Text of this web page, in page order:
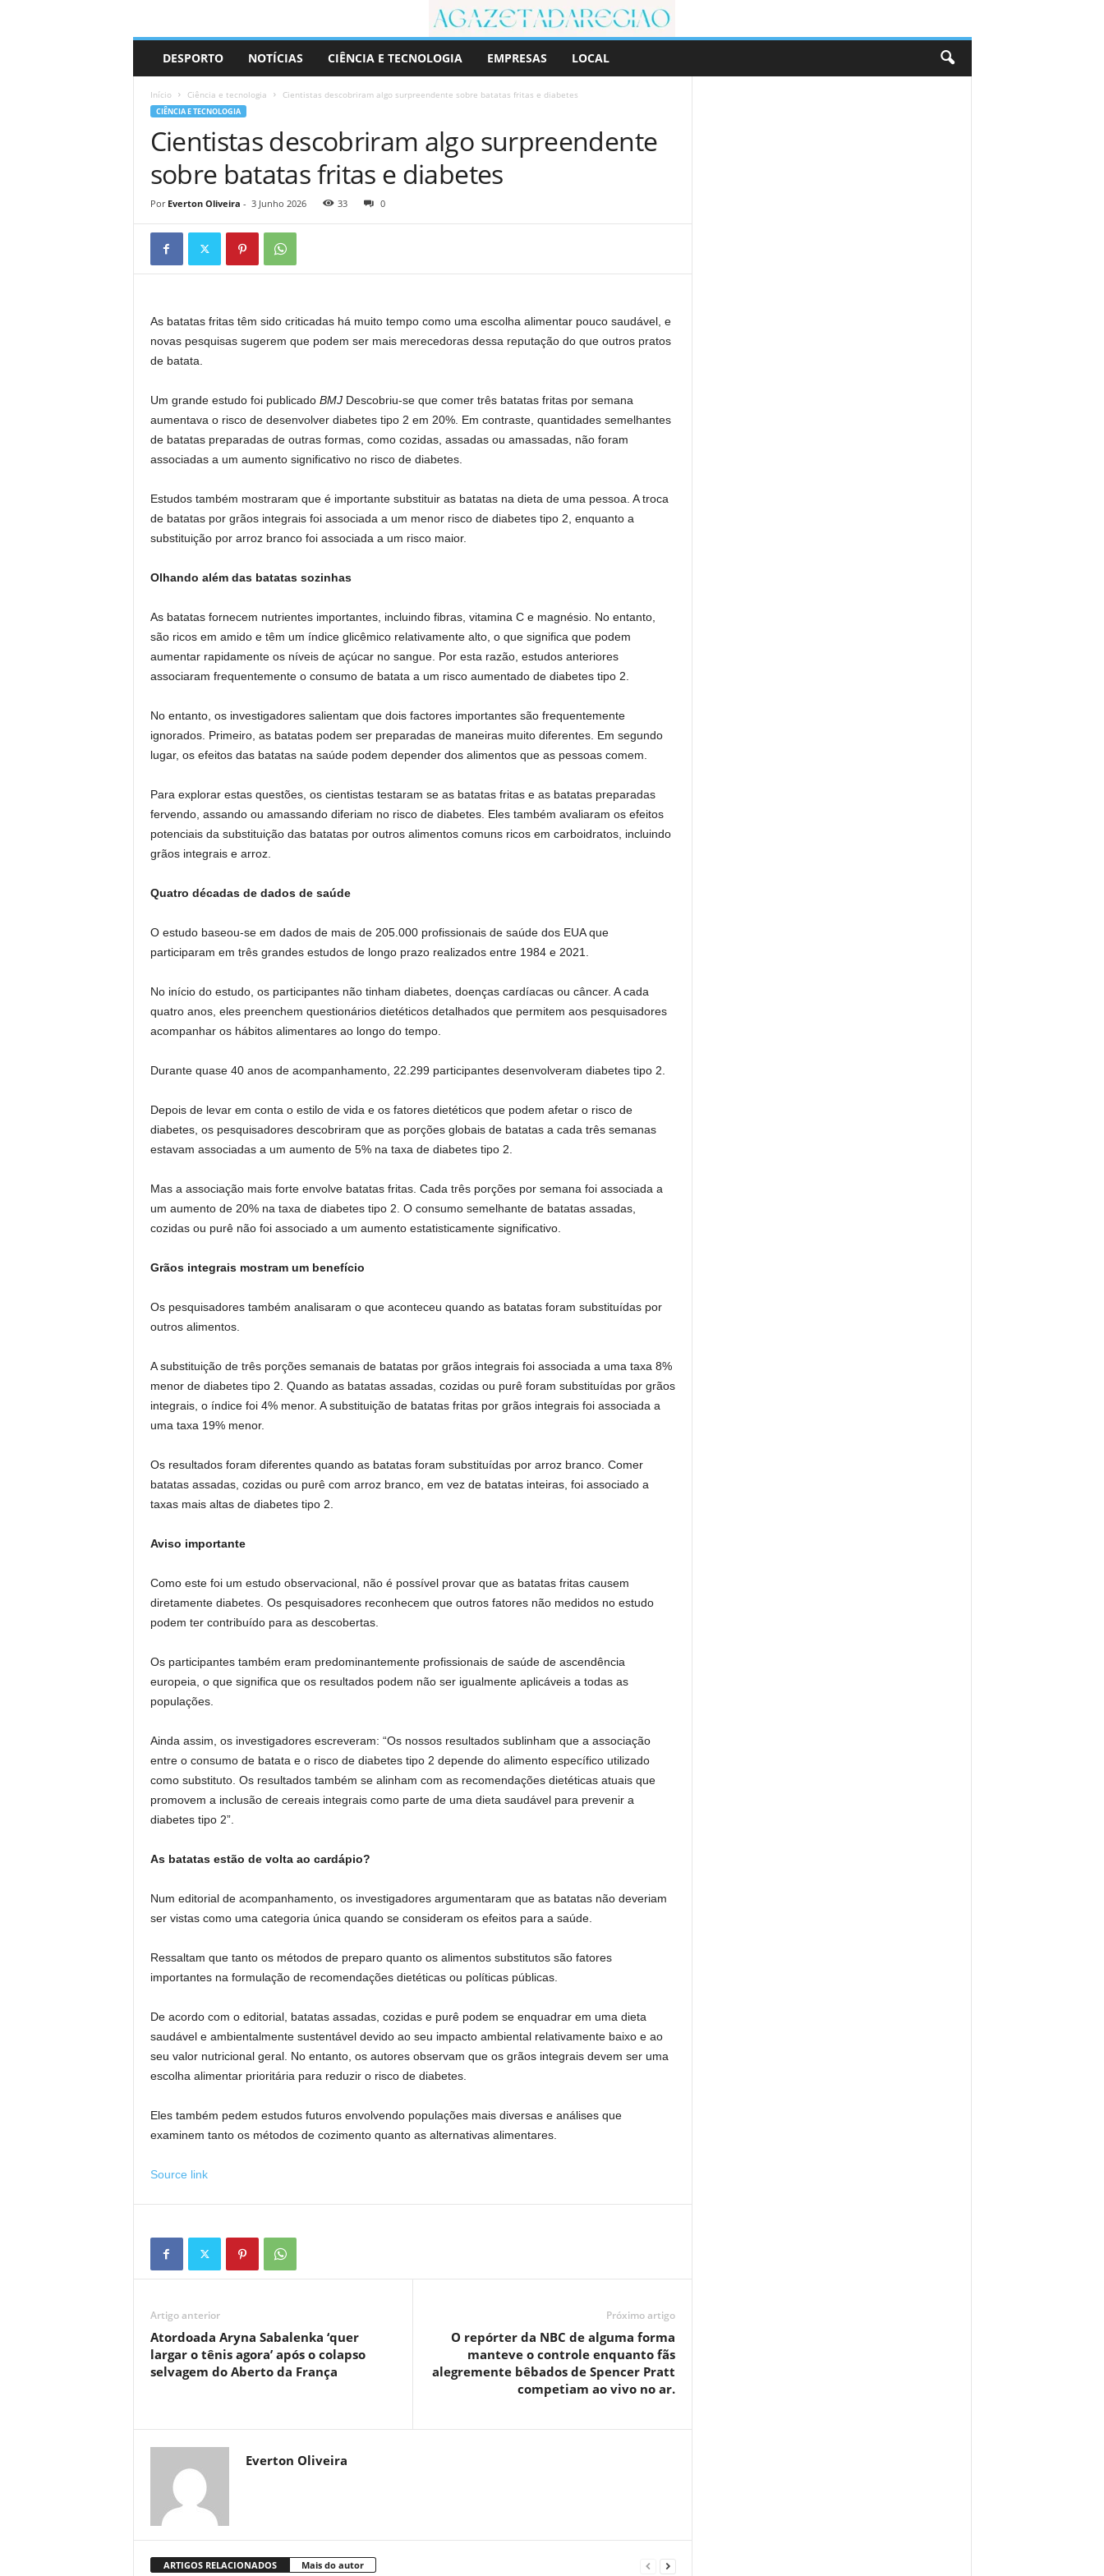
r
DESPORTO NOTÍCIAS CIÊNCIA E TECNOLOGIA EMPRESAS LOCAL
Início Ciência e tecnologia Cientistas descobriram algo surpreendente sobre batatas fritas e diabetes
CIÊNCIA E TECNOLOGIA
Cientistas descobriram algo surpreendente
sobre batatas fritas e diabetes
Por Everton Oliveira - 3 Junho 2026 33 0
As batatas fritas têm sido criticadas há muito tempo como uma escolha alimentar pouco saudável, e
novas pesquisas sugerem que podem ser mais merecedoras dessa reputação do que outros pratos
de batata.
Um grande estudo foi publicado BMJDescobriu-se que comer três batatas fritas por semana
aumentava o risco de desenvolver diabetes tipo 2 em 20%. Em contraste, quantidades semelhantes
de batatas preparadas de outras formas, como cozidas, assadas ou amassadas, não foram
associadas a um aumento significativo no risco de diabetes.
Estudos também mostraram que é importante substituir as batatas na dieta de uma pessoa. A troca
de batatas por grãos integrais foi associada a um menor risco de diabetes tipo 2, enquanto a
substituição por arroz branco foi associada a um risco maior.
Olhando além das batatas sozinhas
As batatas fornecem nutrientes importantes, incluindo fibras, vitamina C e magnésio. No entanto,
são ricos em amido e têm um índice glicêmico relativamente alto, o que significa que podem
aumentar rapidamente os níveis de açúcar no sangue. Por esta razão, estudos anteriores
associaram frequentemente o consumo de batata a um risco aumentado de diabetes tipo 2.
No entanto, os investigadores salientam que dois factores importantes são frequentemente
ignorados. Primeiro, as batatas podem ser preparadas de maneiras muito diferentes. Em segundo
lugar, os efeitos das batatas na saúde podem depender dos alimentos que as pessoas comem.
Para explorar estas questões, os cientistas testaram se as batatas fritas e as batatas preparadas
fervendo, assando ou amassando diferiam no risco de diabetes. Eles também avaliaram os efeitos
potenciais da substituição das batatas por outros alimentos comuns ricos em carboidratos, incluindo
grãos integrais e arroz.
Quatro décadas de dados de saúde
O estudo baseou-se em dados de mais de 205.000 profissionais de saúde dos EUA que
participaram em três grandes estudos de longo prazo realizados entre 1984 e 2021.
No início do estudo, os participantes não tinham diabetes, doenças cardíacas ou câncer. A cada
quatro anos, eles preenchem questionários dietéticos detalhados que permitem aos pesquisadores
acompanhar os hábitos alimentares ao longo do tempo.
Durante quase 40 anos de acompanhamento, 22.299 participantes desenvolveram diabetes tipo 2.
Depois de levar em conta o estilo de vida e os fatores dietéticos que podem afetar o risco de
diabetes, os pesquisadores descobriram que as porções globais de batatas a cada três semanas
estavam associadas a um aumento de 5% na taxa de diabetes tipo 2.
Mas a associação mais forte envolve batatas fritas. Cada três porções por semana foi associada a
um aumento de 20% na taxa de diabetes tipo 2. O consumo semelhante de batatas assadas,
cozidas ou purê não foi associado a um aumento estatisticamente significativo.
Grãos integrais mostram um benefício
Os pesquisadores também analisaram o que aconteceu quando as batatas foram substituídas por
outros alimentos.
A substituição de três porções semanais de batatas por grãos integrais foi associada a uma taxa 8%
menor de diabetes tipo 2. Quando as batatas assadas, cozidas ou purê foram substituídas por grãos
integrais, o índice foi 4% menor. A substituição de batatas fritas por grãos integrais foi associada a
uma taxa 19% menor.
Os resultados foram diferentes quando as batatas foram substituídas por arroz branco. Comer
batatas assadas, cozidas ou purê com arroz branco, em vez de batatas inteiras, foi associado a
taxas mais altas de diabetes tipo 2.
Aviso importante
Como este foi um estudo observacional, não é possível provar que as batatas fritas causem
diretamente diabetes. Os pesquisadores reconhecem que outros fatores não medidos no estudo
podem ter contribuído para as descobertas.
Os participantes também eram predominantemente profissionais de saúde de ascendência
europeia, o que significa que os resultados podem não ser igualmente aplicáveis ​​a todas as
populações.
Ainda assim, os investigadores escreveram: “Os nossos resultados sublinham que a associação
entre o consumo de batata e o risco de diabetes tipo 2 depende do alimento específico utilizado
como substituto. Os resultados também se alinham com as recomendações dietéticas atuais que
promovem a inclusão de cereais integrais como parte de uma dieta saudável para prevenir a
diabetes tipo 2”.
As batatas estão de volta ao cardápio?
Num editorial de acompanhamento, os investigadores argumentaram que as batatas não deveriam
ser vistas como uma categoria única quando se consideram os efeitos para a saúde.
Ressaltam que tanto os métodos de preparo quanto os alimentos substitutos são fatores
importantes na formulação de recomendações dietéticas ou políticas públicas.
De acordo com o editorial, batatas assadas, cozidas e purê podem se enquadrar em uma dieta
saudável e ambientalmente sustentável devido ao seu impacto ambiental relativamente baixo e ao
seu valor nutricional geral. No entanto, os autores observam que os grãos integrais devem ser uma
escolha alimentar prioritária para reduzir o risco de diabetes.
Eles também pedem estudos futuros envolvendo populações mais diversas e análises que
examinem tanto os métodos de cozimento quanto as alternativas alimentares.
Source link
Artigo anterior
Atordoada Aryna Sabalenka ‘quer
largar o tênis agora’ após o colapso
selvagem do Aberto da França
Próximo artigo
O repórter da NBC de alguma forma
manteve o controle enquanto fãs
alegremente bêbados de Spencer Pratt
competiam ao vivo no ar.
Everton Oliveira
ARTIGOS RELACIONADOS Mais do autor